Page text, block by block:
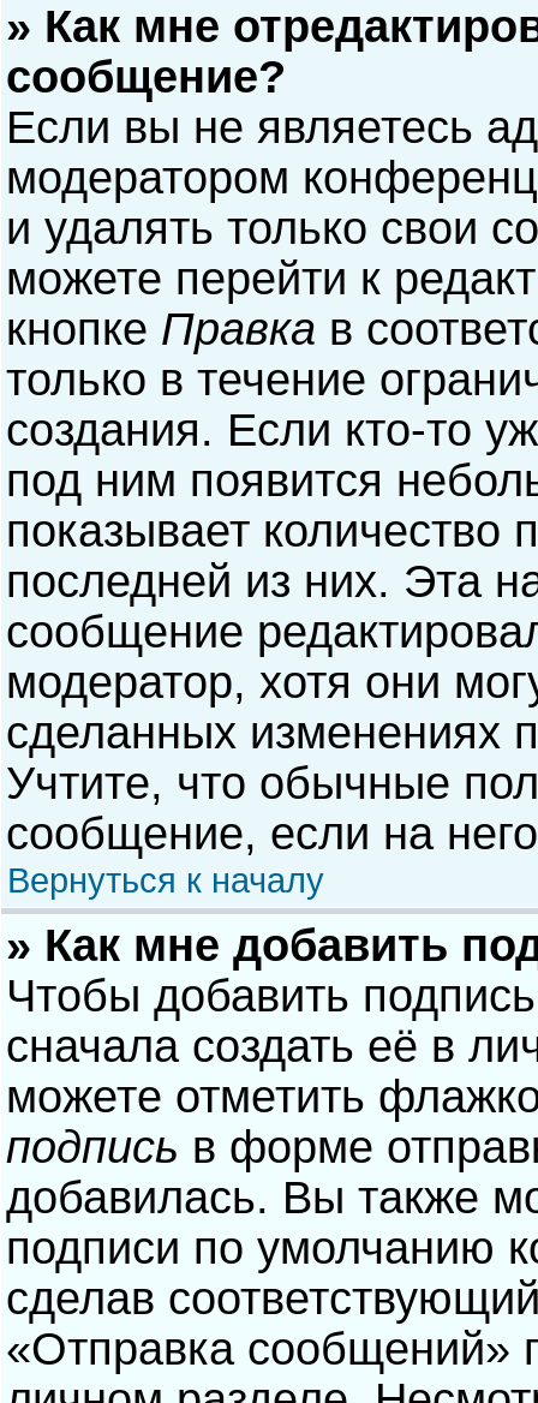
» Как мне
сообщение?
Если вы не являетесь
модератором
и удалять только свои
можете перейти к
кнопке Правка в
только в течение
создания. Если кто-то
под ним появится
показывает количество
последней из них. Эта
сообщение
модератор, хотя они
сделанных изменениях
Учтите, что обычные
сообщение, если на
Вернуться к началу
» Как мне добавить
Чтобы добавить
сначала создать её в
можете отметить
подпись в форме
добавилась. Вы также
подписи по умолчанию
сделав
«Отправка сообщений»